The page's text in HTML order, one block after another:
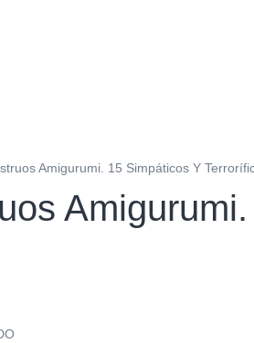
Amigurumi. 15 Simpáticos Y